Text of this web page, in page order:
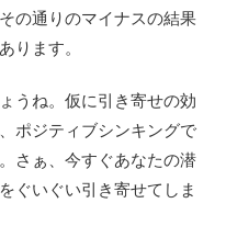
の通りのマイナスの結果
ります。
うね。仮に引き寄せの効
ポジティブシンキングで
さぁ、今すぐあなたの潜
ぐいぐい引き寄せてしま